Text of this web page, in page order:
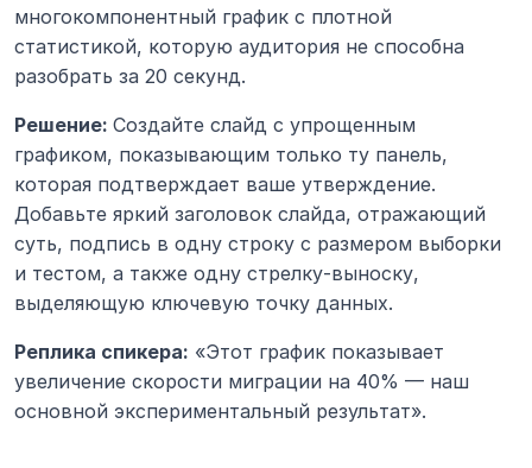
многокомпонентный график с плотной
статистикой, которую аудитория не способна
разобрать за 20 секунд.
Решение: Создайте слайд с упрощенным
графиком, показывающим только ту панель,
которая подтверждает ваше утверждение.
Добавьте яркий заголовок слайда, отражающий
суть, подпись в одну строку с размером выборки
и тестом, а также одну стрелку-выноску,
выделяющую ключевую точку данных.
Реплика спикера: «Этот график показывает
увеличение скорости миграции на 40% — наш
основной экспериментальный результат».